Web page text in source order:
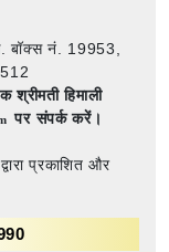
बॉक्स नं. 19953,
हिमाली
पर संपर्क करें।
प्रकाशित और